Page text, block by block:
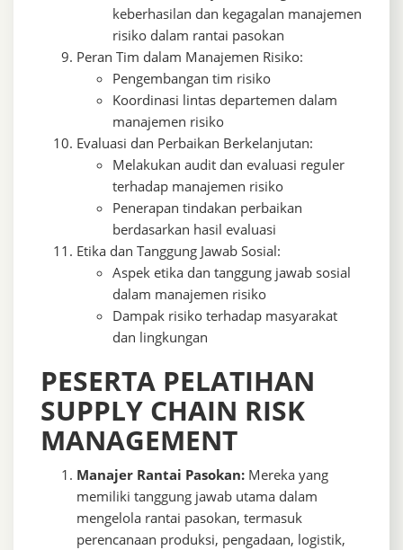
keberhasilan dan kegagalan manajemen
risiko dalam rantai pasokan
Peran Tim dalam Manajemen Risiko:
Pengembangan tim risiko
Koordinasi lintas departemen dalam
manajemen risiko
Evaluasi dan Perbaikan Berkelanjutan:
Melakukan audit dan evaluasi reguler
terhadap manajemen risiko
Penerapan tindakan perbaikan
berdasarkan hasil evaluasi
Etika dan Tanggung Jawab Sosial:
Aspek etika dan tanggung jawab sosial
dalam manajemen risiko
Dampak risiko terhadap masyarakat
dan lingkungan
PESERTA PELATIHAN
SUPPLY CHAIN RISK
MANAGEMENT
Manajer Rantai Pasokan: Mereka yang
memiliki tanggung jawab utama dalam
mengelola rantai pasokan, termasuk
perencanaan produksi, pengadaan, logistik,